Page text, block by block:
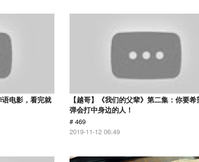
语电影，看完就
【越哥】《我们的父辈》第二集：你要
弹会打中身边的人！
# 469
2019-11-12 06:49